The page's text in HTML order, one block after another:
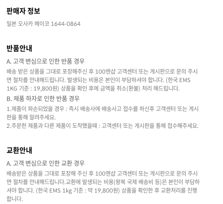
판매자 정보
일본 오사카 헤이코 1644-0864
반품안내
A. 고객 변심으로 인한 반품 경우
배송 받은 상품을 그대로 포장해주신 후 100엔샵 고객센터 또는 게시판으로 문의 주시
면 절차를 안내해드립니다. 발생되는 비용은 본인이 부담하셔야 합니다. (한국 EMS
1KG 기준 : 19,800원) 상품을 확인 후에 금액을 취소(환불) 처리 해드립니다.
B. 제품 하자로 인한 반품 경우
1.제품이 파손되었을 경우 : 즉시 배송사에 배송사고 접수를 하신후 고객센터 또는 게시
판을 통해 알려주세요.
2.주문한 제품과 다른 제품이 도착했을때 : 고객센터 또는 게시판을 통해 접수해주세요.
교환안내
A. 고객 변심으로 인한 교환 경우
배송받은 상품을 그대로 포장해 주신 후 100엔샵 고객센터 또는 게시판으로 문의 주시
면 절차를 안내해드립니다.교환에 발생되는 비용(왕복 국제 배송비 등)은 본인이 부담하
셔야 합니다. (한국 EMS 1kg 기준 : 약 19,800원) 상품을 확인한 후 교환처리를 진행
합니다.